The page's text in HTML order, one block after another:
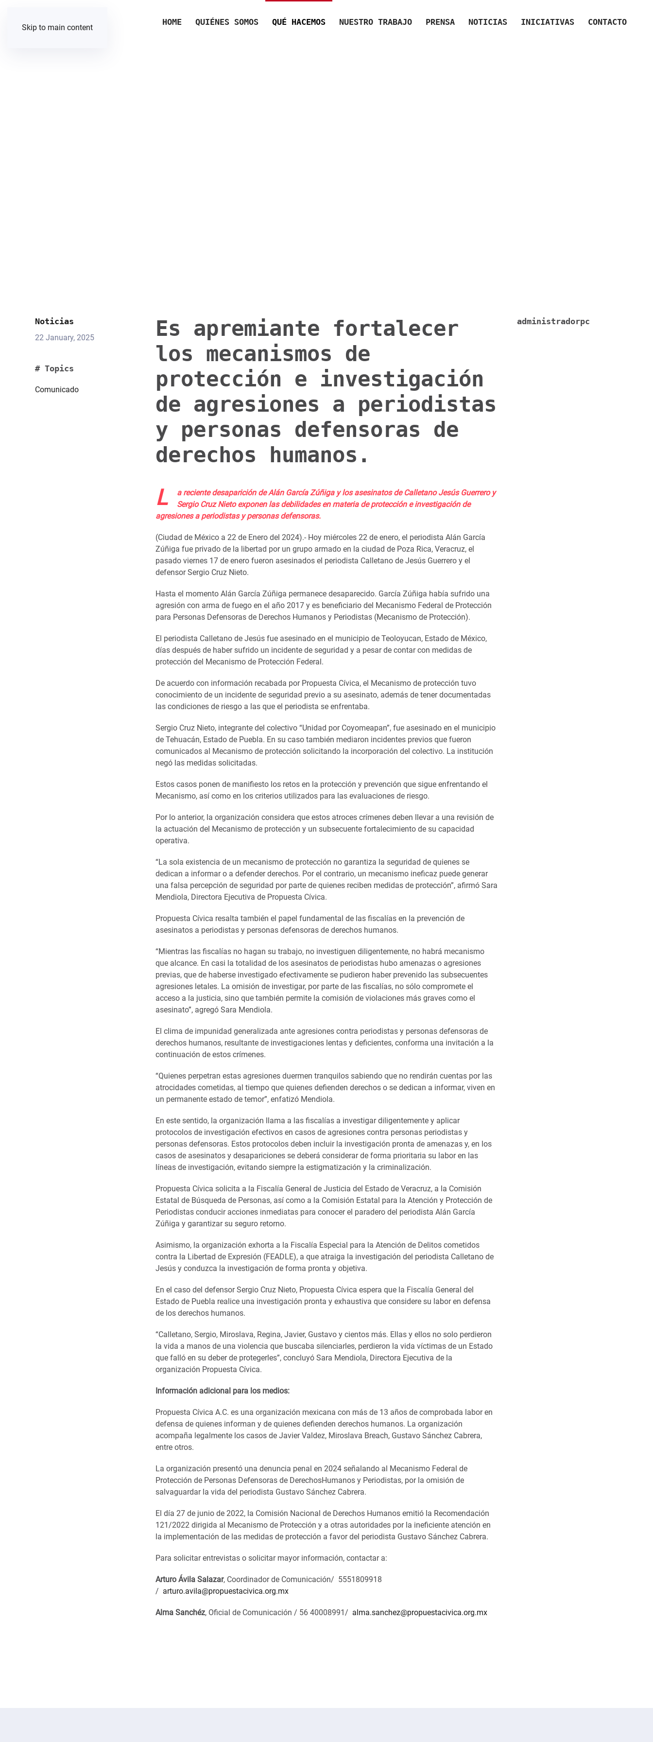
Skip to main content
HOME QUIÉNES SOMOS QUÉ HACEMOS NUESTRO TRABAJO PRENSA NOTICIAS INICIATIVAS CONTACTO
Noticias
22 January, 2025
# Topics
Comunicado
Es apremiante fortalecer
los mecanismos de
protección e investigación
de agresiones a periodistas
y personas defensoras de
derechos humanos.
L
a reciente desaparición de Alán García Zúñiga y los asesinatos de Calletano Jesús Guerrero y
Sergio Cruz Nieto exponen las debilidades en materia de protección e investigación de
agresiones a periodistas y personas defensoras.
(Ciudad de México a 22 de Enero del 2024).- Hoy miércoles 22 de enero, el periodista Alán García
Zúñiga fue privado de la libertad por un grupo armado en la ciudad de Poza Rica, Veracruz, el
pasado viernes 17 de enero fueron asesinados el periodista Calletano de Jesús Guerrero y el
defensor Sergio Cruz Nieto.
Hasta el momento Alán García Zúñiga permanece desaparecido. García Zúñiga había sufrido una
agresión con arma de fuego en el año 2017 y es beneficiario del Mecanismo Federal de Protección
para Personas Defensoras de Derechos Humanos y Periodistas (Mecanismo de Protección).
El periodista Calletano de Jesús fue asesinado en el municipio de Teoloyucan, Estado de México,
días después de haber sufrido un incidente de seguridad y a pesar de contar con medidas de
protección del Mecanismo de Protección Federal.
De acuerdo con información recabada por Propuesta Cívica, el Mecanismo de protección tuvo
conocimiento de un incidente de seguridad previo a su asesinato, además de tener documentadas
las condiciones de riesgo a las que el periodista se enfrentaba.
Sergio Cruz Nieto, integrante del colectivo “Unidad por Coyomeapan”, fue asesinado en el municipio
de Tehuacán, Estado de Puebla. En su caso también mediaron incidentes previos que fueron
comunicados al Mecanismo de protección solicitando la incorporación del colectivo. La institución
negó las medidas solicitadas.
Estos casos ponen de manifiesto los retos en la protección y prevención que sigue enfrentando el
Mecanismo, así como en los criterios utilizados para las evaluaciones de riesgo.
Por lo anterior, la organización considera que estos atroces crímenes deben llevar a una revisión de
la actuación del Mecanismo de protección y un subsecuente fortalecimiento de su capacidad
operativa.
“La sola existencia de un mecanismo de protección no garantiza la seguridad de quienes se
dedican a informar o a defender derechos. Por el contrario, un mecanismo ineficaz puede generar
una falsa percepción de seguridad por parte de quienes reciben medidas de protección”, afirmó Sara
Mendiola, Directora Ejecutiva de Propuesta Cívica.
Propuesta Cívica resalta también el papel fundamental de las fiscalías en la prevención de
asesinatos a periodistas y personas defensoras de derechos humanos.
“Mientras las fiscalías no hagan su trabajo, no investiguen diligentemente, no habrá mecanismo
que alcance. En casi la totalidad de los asesinatos de periodistas hubo amenazas o agresiones
previas, que de haberse investigado efectivamente se pudieron haber prevenido las subsecuentes
agresiones letales. La omisión de investigar, por parte de las fiscalías, no sólo compromete el
acceso a la justicia, sino que también permite la comisión de violaciones más graves como el
asesinato”, agregó Sara Mendiola.
El clima de impunidad generalizada ante agresiones contra periodistas y personas defensoras de
derechos humanos, resultante de investigaciones lentas y deficientes, conforma una invitación a la
continuación de estos crímenes.
“Quienes perpetran estas agresiones duermen tranquilos sabiendo que no rendirán cuentas por las
atrocidades cometidas, al tiempo que quienes defienden derechos o se dedican a informar, viven en
un permanente estado de temor”, enfatizó Mendiola.
En este sentido, la organización llama a las fiscalías a investigar diligentemente y aplicar
protocolos de investigación efectivos en casos de agresiones contra personas periodistas y
personas defensoras. Estos protocolos deben incluir la investigación pronta de amenazas y, en los
casos de asesinatos y desapariciones se deberá considerar de forma prioritaria su labor en las
líneas de investigación, evitando siempre la estigmatización y la criminalización.
Propuesta Cívica solicita a la Fiscalía General de Justicia del Estado de Veracruz, a la Comisión
Estatal de Búsqueda de Personas, así como a la Comisión Estatal para la Atención y Protección de
Periodistas conducir acciones inmediatas para conocer el paradero del periodista Alán García
Zúñiga y garantizar su seguro retorno.
Asimismo, la organización exhorta a la Fiscalía Especial para la Atención de Delitos cometidos
contra la Libertad de Expresión (FEADLE), a que atraiga la investigación del periodista Calletano de
Jesús y conduzca la investigación de forma pronta y objetiva.
En el caso del defensor Sergio Cruz Nieto, Propuesta Cívica espera que la Fiscalía General del
Estado de Puebla realice una investigación pronta y exhaustiva que considere su labor en defensa
de los derechos humanos.
“Calletano, Sergio, Miroslava, Regina, Javier, Gustavo y cientos más. Ellas y ellos no solo perdieron
la vida a manos de una violencia que buscaba silenciarles, perdieron la vida víctimas de un Estado
que falló en su deber de protegerles”, concluyó Sara Mendiola, Directora Ejecutiva de la
organización Propuesta Cívica.
Información adicional para los medios:
Propuesta Cívica A.C. es una organización mexicana con más de 13 años de comprobada labor en
defensa de quienes informan y de quienes defienden derechos humanos. La organización
acompaña legalmente los casos de Javier Valdez, Miroslava Breach, Gustavo Sánchez Cabrera,
entre otros.
La organización presentó una denuncia penal en 2024 señalando al Mecanismo Federal de
Protección de Personas Defensoras de DerechosHumanos y Periodistas, por la omisión de
salvaguardar la vida del periodista Gustavo Sánchez Cabrera.
El día 27 de junio de 2022, la Comisión Nacional de Derechos Humanos emitió la Recomendación
121/2022 dirigida al Mecanismo de Protección y a otras autoridades por la ineficiente atención en
la implementación de las medidas de protección a favor del periodista Gustavo Sánchez Cabrera.
Para solicitar entrevistas o solicitar mayor información, contactar a:
Arturo Ávila Salazar, Coordinador de Comunicación/ 5551809918
/ arturo.avila@propuestacivica.org.mx
Alma Sanchéz, Oficial de Comunicación / 56 40008991/ alma.sanchez@propuestacivica.org.mx
administradorpc